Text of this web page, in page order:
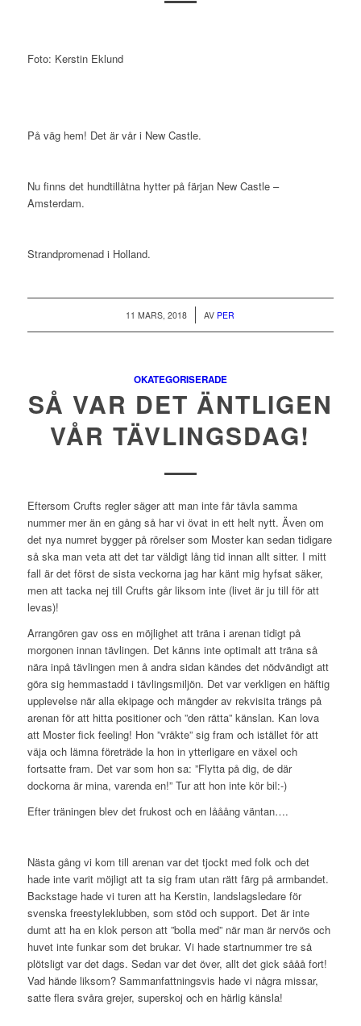
Foto: Kerstin Eklund
På väg hem! Det är vår i New Castle.
Nu finns det hundtillåtna hytter på färjan New Castle –
Amsterdam.
Strandpromenad i Holland.
11 MARS, 2018
/ AV PER
OKATEGORISERADE
SÅ VAR DET ÄNTLIGEN
VÅR TÄVLINGSDAG!
Eftersom Crufts regler säger att man inte får tävla samma
nummer mer än en gång så har vi övat in ett helt nytt. Även om
det nya numret bygger på rörelser som Moster kan sedan tidigare
så ska man veta att det tar väldigt lång tid innan allt sitter. I mitt
fall är det först de sista veckorna jag har känt mig hyfsat säker,
men att tacka nej till Crufts går liksom inte (livet är ju till för att
levas)!
Arrangören gav oss en möjlighet att träna i arenan tidigt på
morgonen innan tävlingen. Det känns inte optimalt att träna så
nära inpå tävlingen men å andra sidan kändes det nödvändigt att
göra sig hemmastadd i tävlingsmiljön. Det var verkligen en häftig
upplevelse när alla ekipage och mängder av rekvisita trängs på
arenan för att hitta positioner och ”den rätta” känslan. Kan lova
att Moster fick feeling! Hon ”vräkte” sig fram och istället för att
väja och lämna företräde la hon in ytterligare en växel och
fortsatte fram. Det var som hon sa: ”Flytta på dig, de där
dockorna är mina, varenda en!” Tur att hon inte kör bil:-)
Efter träningen blev det frukost och en lååång väntan….
Nästa gång vi kom till arenan var det tjockt med folk och det
hade inte varit möjligt att ta sig fram utan rätt färg på armbandet.
Backstage hade vi turen att ha Kerstin, landslagsledare för
svenska freestyleklubben, som stöd och support. Det är inte
dumt att ha en klok person att ”bolla med” när man är nervös och
huvet inte funkar som det brukar. Vi hade startnummer tre så
plötsligt var det dags. Sedan var det över, allt det gick sååå fort!
Vad hände liksom? Sammanfattningsvis hade vi några missar,
satte flera svåra grejer, superskoj och en härlig känsla!